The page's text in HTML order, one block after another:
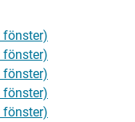
fönster)
fönster)
fönster)
fönster)
fönster)